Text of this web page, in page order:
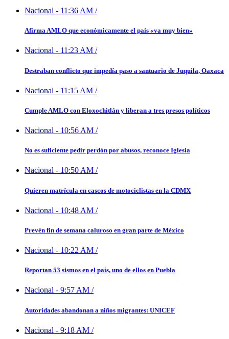
Nacional - 11:36 AM /
Afirma AMLO que económicamente el país «va muy bien»
Nacional - 11:23 AM /
Destraban conflicto que impedía paso a santuario de Juquila, Oaxaca
Nacional - 11:15 AM /
Cumple AMLO con Eloxochitlán y liberan a tres presos políticos
Nacional - 10:56 AM /
No es suficiente pedir perdón por abusos, reconoce Iglesia
Nacional - 10:50 AM /
Quieren matrícula en cascos de motociclistas en la CDMX
Nacional - 10:48 AM /
Prevén fin de semana caluroso en gran parte de México
Nacional - 10:22 AM /
Reportan 53 sismos en el país, uno de ellos en Puebla
Nacional - 9:57 AM /
Autoridades abandonan a niños migrantes: UNICEF
Nacional - 9:18 AM /